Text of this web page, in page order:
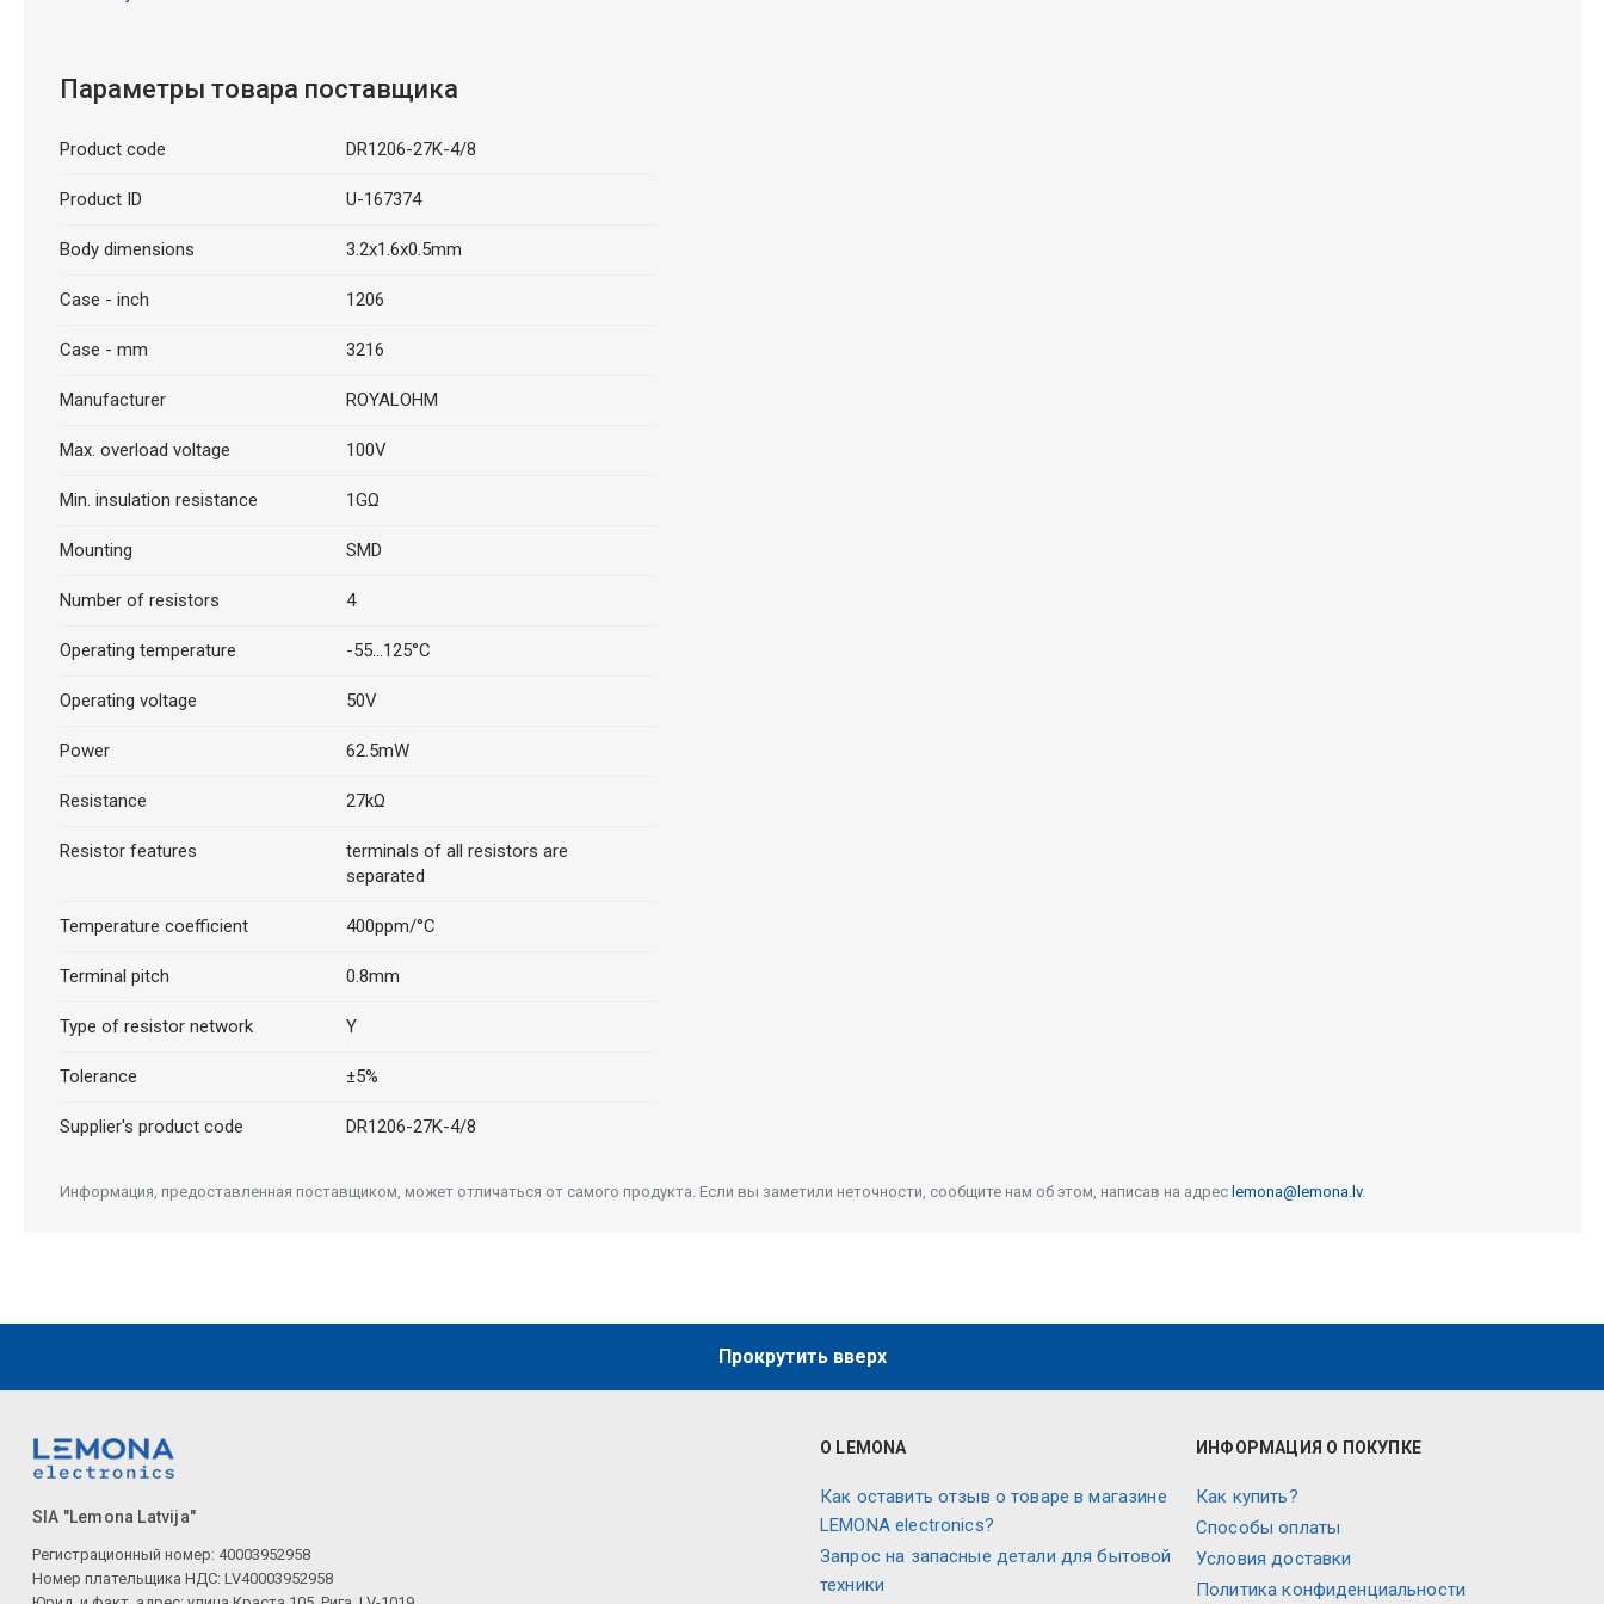
Параметры товара поставщика
Product code DR1206-27K-4/8
Product ID U-167374
Body dimensions 3.2x1.6x0.5mm
Case - inch 1206
Case - mm 3216
Manufacturer ROYALOHM
Max. overload voltage 100V
Min. insulation resistance 1GΩ
Mounting SMD
Number of resistors 4
Operating temperature -55...125°C
Operating voltage 50V
Power 62.5mW
Resistance 27kΩ
Resistor features
terminals of all resistors are
separated
Temperature coefficient 400ppm/°C
Terminal pitch 0.8mm
Type of resistor network Y
Tolerance ±5%
Supplier's product code DR1206-27K-4/8
Информация, предоставленная поставщиком, может отличаться от самого продукта. Если вы заметили неточности, сообщите нам об этом, написав на адрес lemona@lemona.lv.
Прокрутить вверх
SIA "Lemona Latvija"
Регистрационный номер: 40003952958
Номер плательщика НДС: LV40003952958
О LEMONA
Как оставить отзыв о товаре в магазине
LEMONA electronics?
Запрос на запасные детали для бытовой
техники
ИНФОРМАЦИЯ О ПОКУПКЕ
Как купить?
Способы оплаты
Условия доставки
Политика конфиденциальности